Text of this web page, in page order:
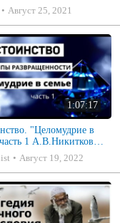
Август 25, 2021
1:07:17
"Целомудрие в
для семейных МСЦ ЕХБ
Август 19, 2022